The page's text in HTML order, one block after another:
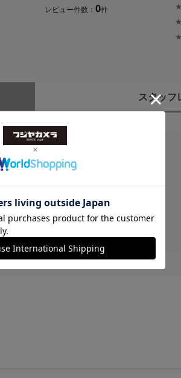
レビュー件数： 0件 ★
★
★
スタッフ
ビューはありません。